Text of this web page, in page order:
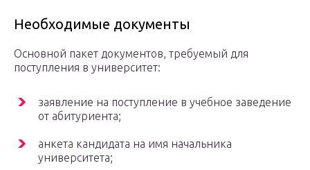
Необходимые документы
Основной пакет документов, требуемый для
поступления в университет:
заявление на поступление в учебное заведение
от абитуриента;
анкета кандидата на имя начальника
университета;